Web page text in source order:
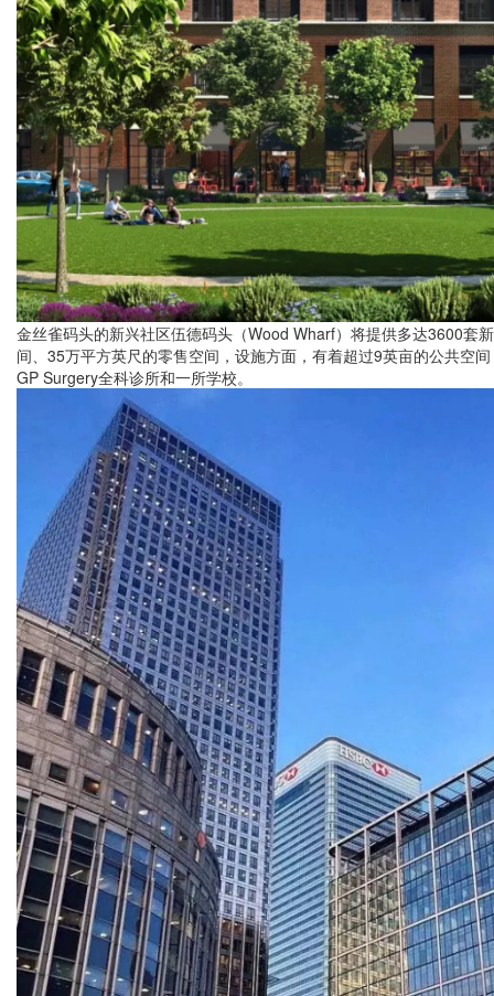
金丝雀码头的新兴社区伍德码头（Wood Wharf）将提供多达3600套
间、35万平方英尺的零售空间，设施方面，有着超过9英亩的公共空
GP Surgery全科诊所和一所学校。